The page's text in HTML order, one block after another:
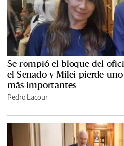
Se rompió el bloque del
el Senado y Milei pierde
más importantes
Pedro Lacour